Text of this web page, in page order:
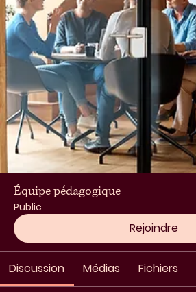
Équipe pédagogique
Public
Rejoindre
Discussion Médias Fichiers